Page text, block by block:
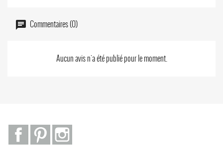
Commentaires (0)
Aucun avis n'a été publié pour le moment.
Facebook Pinterest